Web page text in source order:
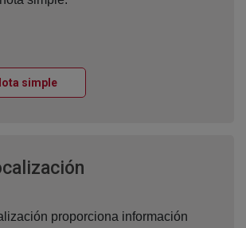
simpleVentana nueva
proporciona información